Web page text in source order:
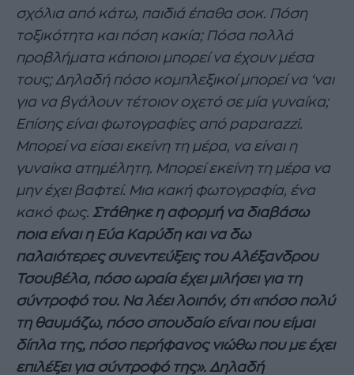
σχόλια από κάτω, παιδιά έπαθα σοκ. Πόση
τοξικότητα και πόση κακία; Πόσα πολλά
προβλήματα κάποιοι μπορεί να έχουν μέσα
τους; Δηλαδή πόσο κομπλεξικοί μπορεί να ‘ναι
για να βγάλουν τέτοιον οχετό σε μία γυναίκα;
Επίσης είναι φωτογραφίες από paparazzi.
Μπορεί να είσαι εκείνη τη μέρα, να είναι η
γυναίκα ατημέλητη. Μπορεί εκείνη τη μέρα να
μην έχει βαφτεί. Μια κακή φωτογραφία, ένα
κακό φως. Στάθηκε η αφορμή να διαβάσω
ποια είναι η Εύα Καρύδη και να δω
παλαιότερες συνεντεύξεις του Αλέξανδρου
Τσουβέλα, πόσο ωραία έχει μιλήσει για τη
σύντροφό του. Να λέει λοιπόν, ότι «πόσο πολύ
τη θαυμάζω, πόσο σπουδαίο είναι που είμαι
δίπλα της, πόσο περήφανος νιώθω που με έχει
επιλέξει για σύντροφό της». Δηλαδή